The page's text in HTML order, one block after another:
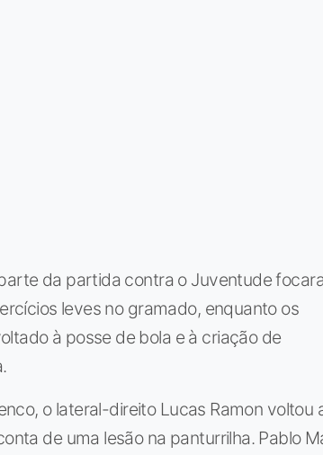
da partida contra o Juventude
leves no gramado, enquanto os
à posse de bola e à criação de
o lateral-direito Lucas Ramon voltou
de uma lesão na panturrilha. Pablo